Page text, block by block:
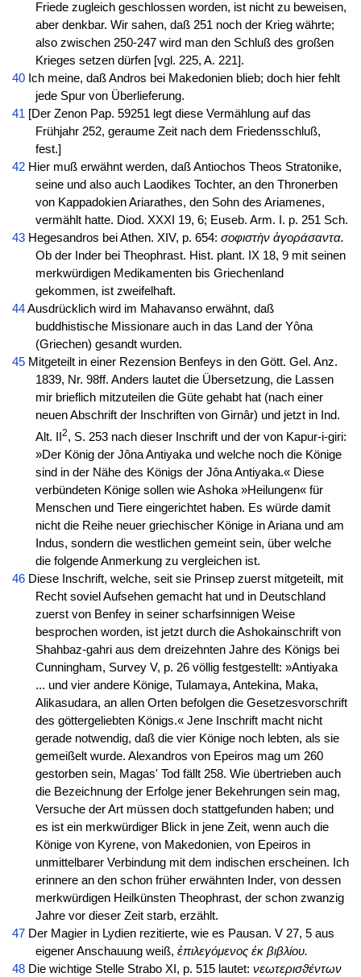
Friede zugleich geschlossen worden, ist nicht zu beweisen,
aber denkbar. Wir sahen, daß 251 noch der Krieg währte;
also zwischen 250-247 wird man den Schluß des großen
Krieges setzen dürfen [vgl. 225, A. 221].
40Ich meine, daß Andros bei Makedonien blieb; doch hier fehlt
jede Spur von Überlieferung.
41[Der Zenon Pap. 59251 legt diese Vermählung auf das
Frühjahr 252, geraume Zeit nach dem Friedensschluß,
fest.]
42Hier muß erwähnt werden, daß Antiochos Theos Stratonike,
seine und also auch Laodikes Tochter, an den Thronerben
von Kappadokien Ariarathes, den Sohn des Ariamenes,
vermählt hatte. Diod. XXXI 19, 6; Euseb. Arm. I. p. 251 Sch.
43Hegesandros bei Athen. XIV, p. 654: σοφιστὴν ἀγοράσαντα.
Ob der Inder bei Theophrast. Hist. plant. IX 18, 9 mit seinen
merkwürdigen Medikamenten bis Griechenland
gekommen, ist zweifelhaft.
44Ausdrücklich wird im Mahavanso erwähnt, daß
buddhistische Missionare auch in das Land der Yôna
(Griechen) gesandt wurden.
45Mitgeteilt in einer Rezension Benfeys in den Gött. Gel. Anz.
1839, Nr. 98ff. Anders lautet die Übersetzung, die Lassen
mir brieflich mitzuteilen die Güte gehabt hat (nach einer
neuen Abschrift der Inschriften von Girnâr) und jetzt in Ind.
Alt. II 2, S. 253 nach dieser Inschrift und der von Kapur-i-giri:
»Der König der Jôna Antiyaka und welche noch die Könige
sind in der Nähe des Königs der Jôna Antiyaka.« Diese
verbündeten Könige sollen wie Ashoka »Heilungen« für
Menschen und Tiere eingerichtet haben. Es würde damit
nicht die Reihe neuer griechischer Könige in Ariana und am
Indus, sondern die westlichen gemeint sein, über welche
die folgende Anmerkung zu vergleichen ist.
46Diese Inschrift, welche, seit sie Prinsep zuerst mitgeteilt, mit
Recht soviel Aufsehen gemacht hat und in Deutschland
zuerst von Benfey in seiner scharfsinnigen Weise
besprochen worden, ist jetzt durch die Ashokainschrift von
Shahbaz-gahri aus dem dreizehnten Jahre des Königs bei
Cunningham, Survey V, p. 26 völlig festgestellt: »Antiyaka
... und vier andere Könige, Tulamaya, Antekina, Maka,
Alikasudara, an allen Orten befolgen die Gesetzesvorschrift
des göttergeliebten Königs.« Jene Inschrift macht nicht
gerade notwendig, daß die vier Könige noch lebten, als sie
gemeißelt wurde. Alexandros von Epeiros mag um 260
gestorben sein, Magas' Tod fällt 258. Wie übertrieben auch
die Bezeichnung der Erfolge jener Bekehrungen sein mag,
Versuche der Art müssen doch stattgefunden haben; und
es ist ein merkwürdiger Blick in jene Zeit, wenn auch die
Könige von Kyrene, von Makedonien, von Epeiros in
unmittelbarer Verbindung mit dem indischen erscheinen. Ich
erinnere an den schon früher erwähnten Inder, von dessen
merkwürdigen Heilkünsten Theophrast, der schon zwanzig
Jahre vor dieser Zeit starb, erzählt.
47Der Magier in Lydien rezitierte, wie es Pausan. V 27, 5 aus
eigener Anschauung weiß, ἐπιλεγόμενος ἐκ βιβλίου.
48Die wichtige Stelle Strabo XI, p. 515 lautet: νεωτερισϑέντων